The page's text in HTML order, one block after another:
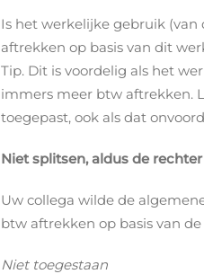
Is het werkelijke gebruik
aftrekken op basis van dit
Tip. Dit is voordelig als het
immers meer btw aftrekken.
toegepast, ook als dat
Niet splitsen, aldus de
Uw collega wilde de
btw aftrekken op basis van
Niet toegestaan